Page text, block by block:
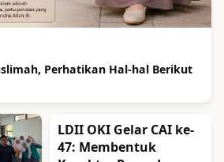
Perhatikan Hal-hal Berikut
LDII OKI Gelar CAI ke-
47: Membentuk